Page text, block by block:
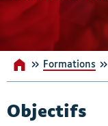
Nos incontournables
Accueil
» Formations »
Objectifs